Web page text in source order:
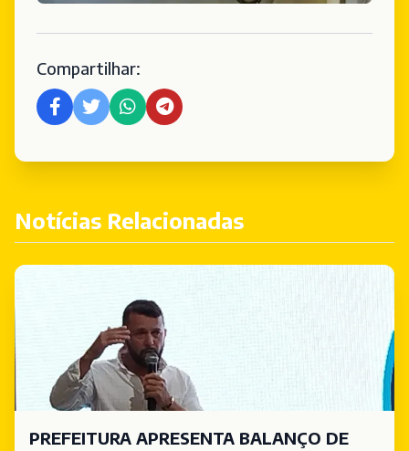
Compartilhar:
Notícias Relacionadas
PREFEITURA APRESENTA BALANÇO DE